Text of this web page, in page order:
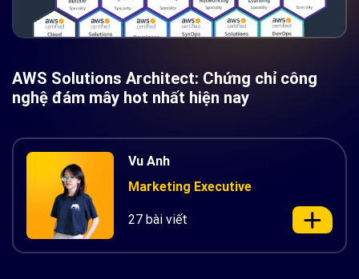
AWS Solutions Architect: Chứng chỉ công
nghệ đám mây hot nhất hiện nay
Vu Anh
Marketing Executive
27 bài viết